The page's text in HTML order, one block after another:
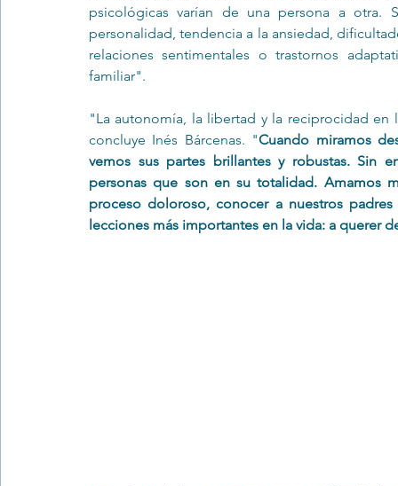
psicológicas varían de una persona a otra.
personalidad, tendencia a la ansiedad,
relaciones sentimentales o trastornos
familiar".
"La autonomía, la libertad y la reciprocidad en
concluye Inés Bárcenas. "Cuando miramos
vemos sus partes brillantes y robustas. Sin
personas que son en su totalidad. Amamos
proceso doloroso, conocer a nuestros
lecciones más importantes en la vida: a querer